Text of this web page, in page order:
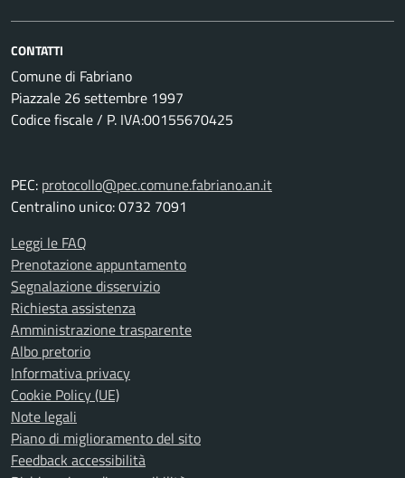
CONTATTI
Comune di Fabriano
Piazzale 26 settembre 1997
Codice fiscale / P. IVA:00155670425
PEC: protocollo@pec.comune.fabriano.an.it
Centralino unico: 0732 7091
Leggi le FAQ
Prenotazione appuntamento
Segnalazione disservizio
Richiesta assistenza
Amministrazione trasparente
Albo pretorio
Informativa privacy
Cookie Policy (UE)
Note legali
Piano di miglioramento del sito
Feedback accessibilità